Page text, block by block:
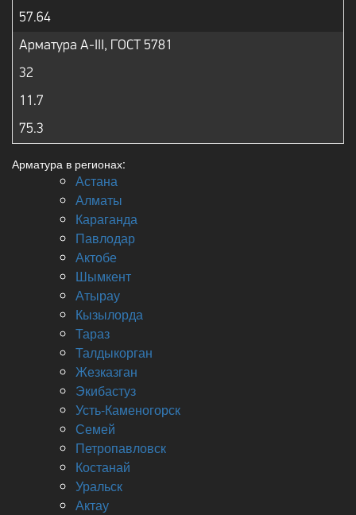
57.64
Арматура А-III, ГОСТ 5781
32
11.7
75.3
Арматура в регионах:
Астана
Алматы
Караганда
Павлодар
Актобе
Шымкент
Атырау
Кызылорда
Тараз
Талдыкорган
Жезказган
Экибастуз
Усть-Каменогорск
Семей
Петропавловск
Костанай
Уральск
Актау